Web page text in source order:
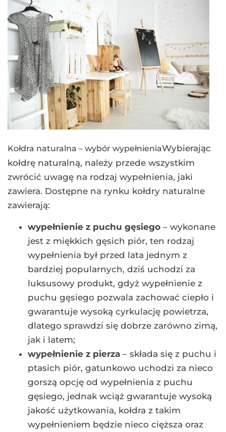
Kołdra naturalna – wybór wypełnieniaWybierając
kołdrę naturalną, należy przede wszystkim
zwrócić uwagę na rodzaj wypełnienia, jaki
zawiera. Dostępne na rynku kołdry naturalne
zawierają:
wypełnienie z puchu gęsiego – wykonane
jest z miękkich gęsich piór, ten rodzaj
wypełnienia był przed lata jednym z
bardziej popularnych, dziś uchodzi za
luksusowy produkt, gdyż wypełnienie z
puchu gęsiego pozwala zachować ciepło i
gwarantuje wysoką cyrkulację powietrza,
dlatego sprawdzi się dobrze zarówno zimą,
jak i latem;
wypełnienie z pierza – składa się z puchu i
ptasich piór, gatunkowo uchodzi za nieco
gorszą opcję od wypełnienia z puchu
gęsiego, jednak wciąż gwarantuje wysoką
jakość użytkowania, kołdra z takim
wypełnieniem będzie nieco cięższa oraz